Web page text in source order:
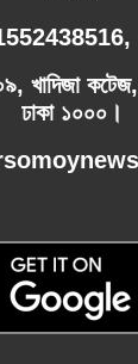
খাদিজা
ঢাকা ১০০০।